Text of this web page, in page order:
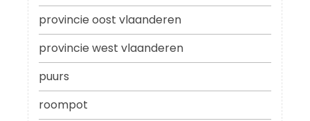
provincie oost vlaanderen
provincie west vlaanderen
puurs
roompot